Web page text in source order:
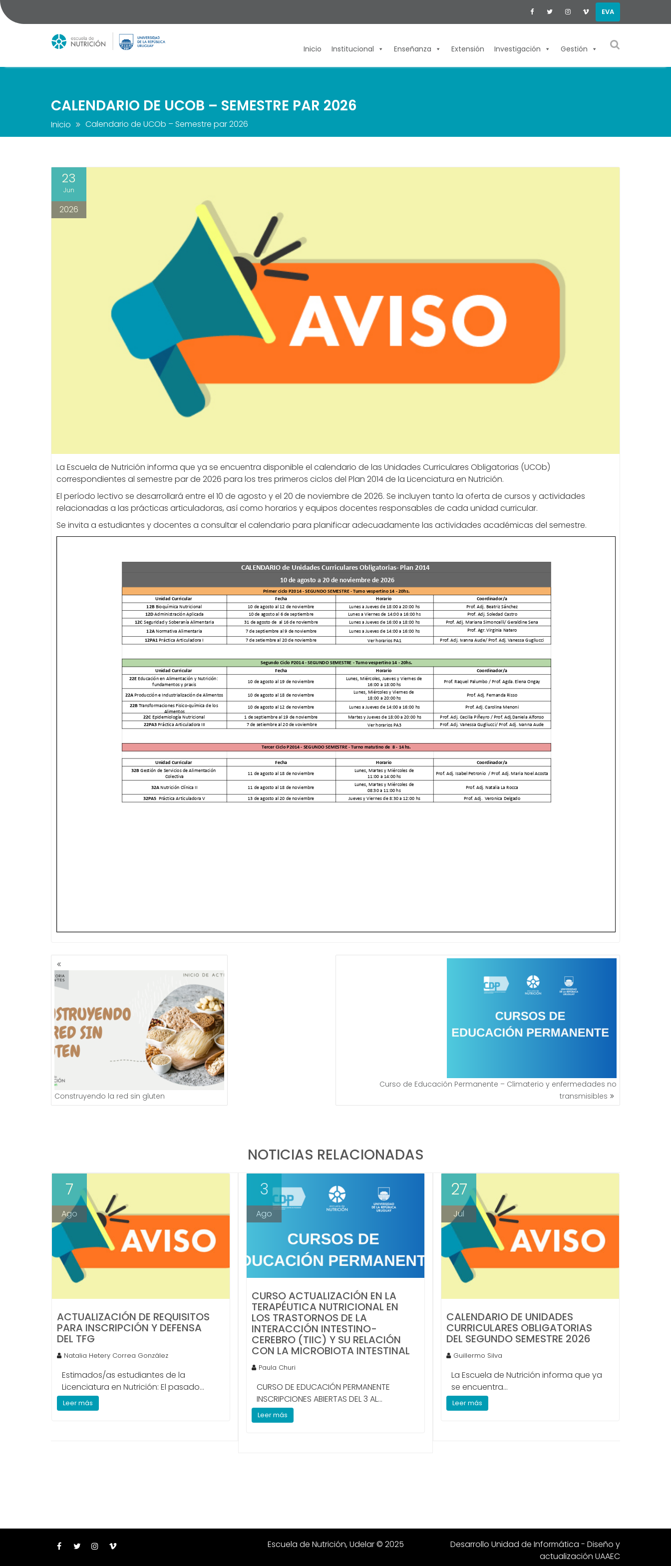
al
EVA
Inicio Institucional Enseñanza Extensión Investigación Gestión
CALENDARIO DE UCOB – SEMESTRE PAR 2026
Inicio Calendario de UCOb – Semestre par 2026
23
Jun
2026
La Escuela de Nutrición informa que ya se encuentra disponible el calendario de las Unidades Curriculares Obligatorias (UCOb)
correspondientes al semestre par de 2026 para los tres primeros ciclos del Plan 2014 de la Licenciatura en Nutrición.
El período lectivo se desarrollará entre el 10 de agosto y el 20 de noviembre de 2026. Se incluyen tanto la oferta de cursos y actividades
relacionadas a las prácticas articuladoras, así como horarios y equipos docentes responsables de cada unidad curricular.
Se invita a estudiantes y docentes a consultar el calendario para planificar adecuadamente las actividades académicas del semestre.
NAVEGACIÓN
DE
ENTRADAS
Construyendo la red sin gluten
Curso de Educación Permanente – Climaterio y enfermedades no
transmisibles
NOTICIAS RELACIONADAS
7
Ago
ACTUALIZACIÓN DE REQUISITOS
PARA INSCRIPCIÓN Y DEFENSA
DEL TFG
Natalia Hetery Correa González
Estimados/as estudiantes de la
Licenciatura en Nutrición: El pasado...
Leer más
3
Ago
CURSO ACTUALIZACIÓN EN LA
TERAPÉUTICA NUTRICIONAL EN
LOS TRASTORNOS DE LA
INTERACCIÓN INTESTINO-
CEREBRO (TIIC) Y SU RELACIÓN
CON LA MICROBIOTA INTESTINAL
Paula Churi
CURSO DE EDUCACIÓN PERMANENTE
INSCRIPCIONES ABIERTAS DEL 3 AL...
Leer más
27
Jul
CALENDARIO DE UNIDADES
CURRICULARES OBLIGATORIAS
DEL SEGUNDO SEMESTRE 2026
Guillermo Silva
La Escuela de Nutrición informa que ya
se encuentra...
Leer más
Escuela de Nutrición, Udelar © 2025
Desarrollo Unidad de Informática - Diseño y
actualización UAAEC